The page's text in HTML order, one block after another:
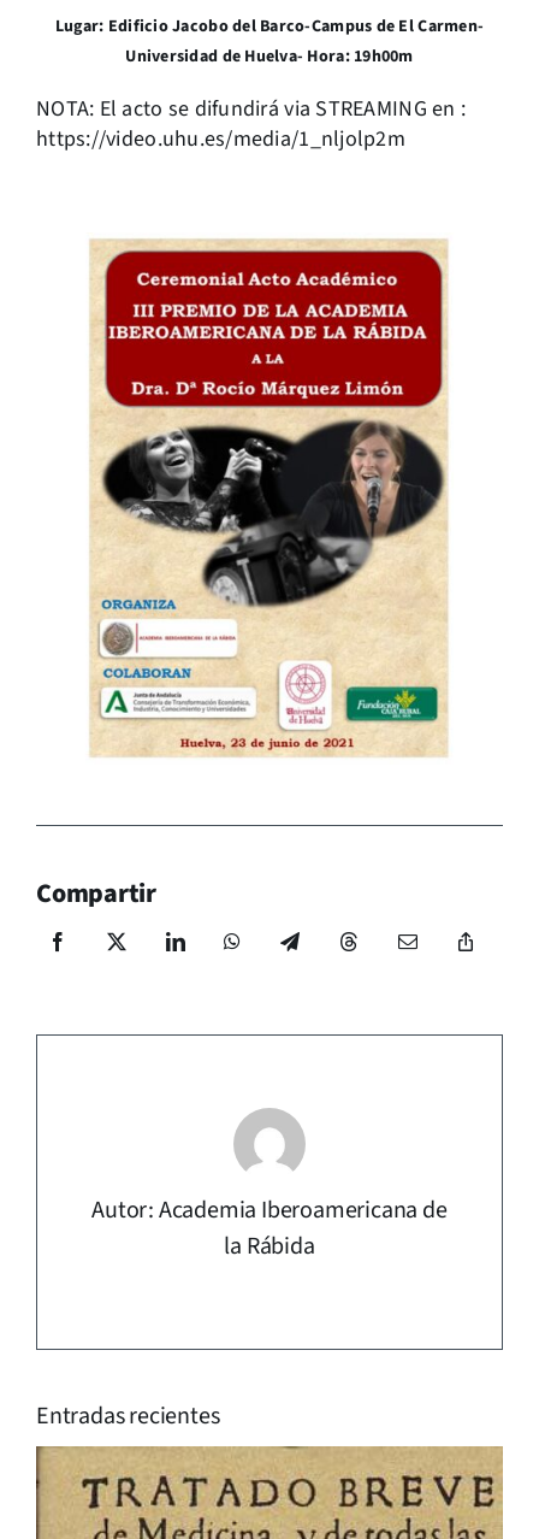
Lugar: Edificio Jacobo del Barco-Campus de El Carmen-
Universidad de Huelva- Hora: 19h00m
NOTA: El acto se difundirá via STREAMING en :
https://video.uhu.es/media/1_nljolp2m
Compartir
Autor: Academia Iberoamericana de
la Rábida
Entradas recientes